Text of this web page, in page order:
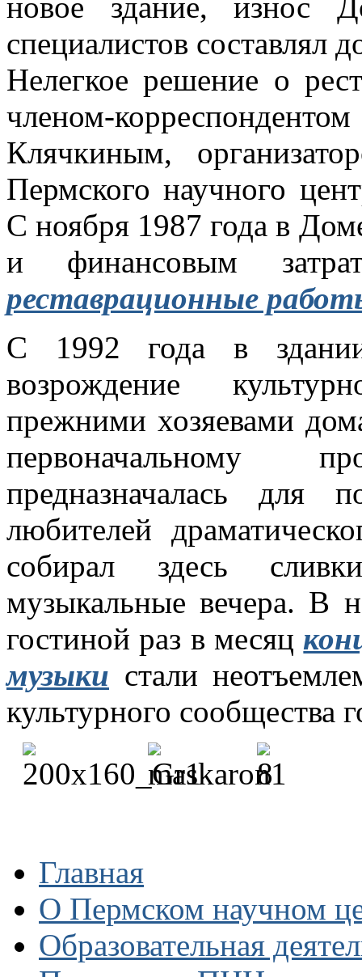
специалистов составлял
Нелегкое решение о
членом-
Клячкиным,
Пермского научного
С ноября 1987 года в
и финансовым
реставрационные
С 1992 года в
возрождение
прежними хозяевами
первоначальному
предназначалась для
любителей
собирал здесь
музыкальные вечера. В
гостиной раз в месяц
музыки стали
культурного сообщества
Главная
О Пермском научном
Образовательная